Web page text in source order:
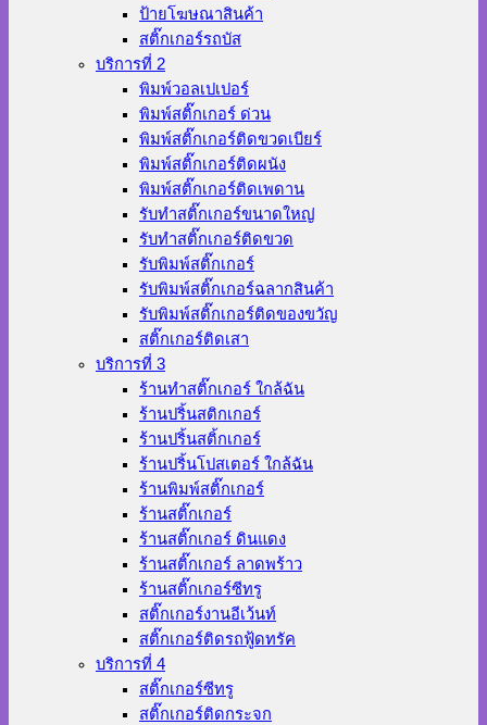
ป้ายโฆษณาสินค้า
สติ๊กเกอร์รถบัส
บริการที่ 2
พิมพ์วอลเปเปอร์
พิมพ์สติ๊กเกอร์ ด่วน
พิมพ์สติ๊กเกอร์ติดขวดเบียร์
พิมพ์สติ๊กเกอร์ติดผนัง
พิมพ์สติ๊กเกอร์ติดเพดาน
รับทำสติ๊กเกอร์ขนาดใหญ่
รับทำสติ๊กเกอร์ติดขวด
รับพิมพ์สติ๊กเกอร์
รับพิมพ์สติ๊กเกอร์ฉลากสินค้า
รับพิมพ์สติ๊กเกอร์ติดของขวัญ
สติ๊กเกอร์ติดเสา
บริการที่ 3
ร้านทําสติ๊กเกอร์ ใกล้ฉัน
ร้านปริ้นสติกเกอร์
ร้านปริ้นสติ้กเกอร์
ร้านปริ้นโปสเตอร์ ใกล้ฉัน
ร้านพิมพ์สติ๊กเกอร์
ร้านสติ๊กเกอร์
ร้านสติ๊กเกอร์ ดินแดง
ร้านสติ๊กเกอร์ ลาดพร้าว
ร้านสติ๊กเกอร์ซีทรู
สติ๊กเกอร์งานอีเว้นท์
สติ๊กเกอร์ติดรถฟู้ดทรัค
บริการที่ 4
สติ๊กเกอร์ซีทรู
สติ๊กเกอร์ติดกระจก